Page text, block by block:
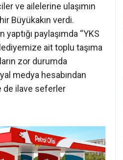
ve ailelerine ulaşımın
Büyükakın verdi.
paylaşımda “YKS
ait toplu taşıma
zor durumda
medya hesabından
de ilave seferler